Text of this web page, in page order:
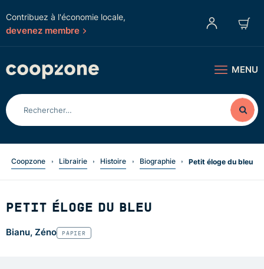
Contribuez à l'économie locale,
devenez membre
MENU
Coopzone Librairie Histoire Biographie Petit éloge du bleu
PETIT ÉLOGE DU BLEU
Bianu, Zéno PAPIER